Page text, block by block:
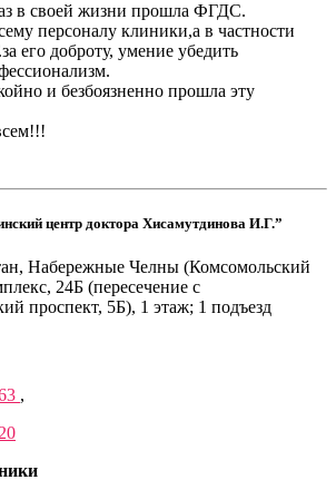
в своей жизни прошла ФГДС.
персоналу клиники,а в частности
его доброту, умение убедить
и безбоязненно прошла эту
центр доктора Хисамутдинова И.Г.”
Набережные Челны (Комсомольский
24Б (пересечение с
проспект, 5Б), 1 этаж; 1 подъезд
,